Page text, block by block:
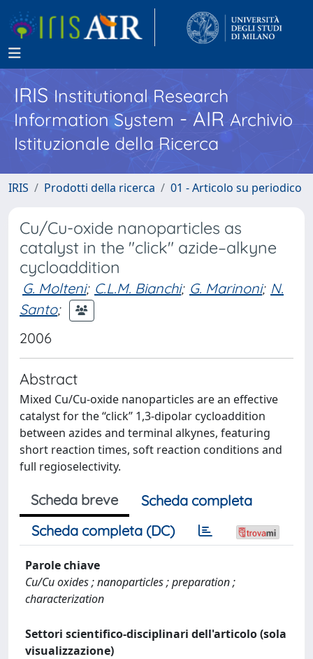
IRISInstitutional Research
Information System - AIR Archivio
Istituzionale della Ricerca
IRIS Prodotti della ricerca 01 - Articolo su periodico
Cu/Cu-oxide nanoparticles as
catalyst in the "click" azide–alkyne
cycloaddition
G. Molteni; C.L.M. Bianchi; G. Marinoni; N.
Santo;
2006
Abstract
Mixed Cu/Cu-oxide nanoparticles are an effective
catalyst for the ‘‘click’’ 1,3-dipolar cycloaddition
between azides and terminal alkynes, featuring
short reaction times, soft reaction conditions and
full regioselectivity.
Scheda breve
Scheda completa
Scheda completa (DC)
Parole chiave
Cu/Cu oxides ; nanoparticles ; preparation ;
characterization
Settori scientifico-disciplinari dell'articolo (sola
visualizzazione)